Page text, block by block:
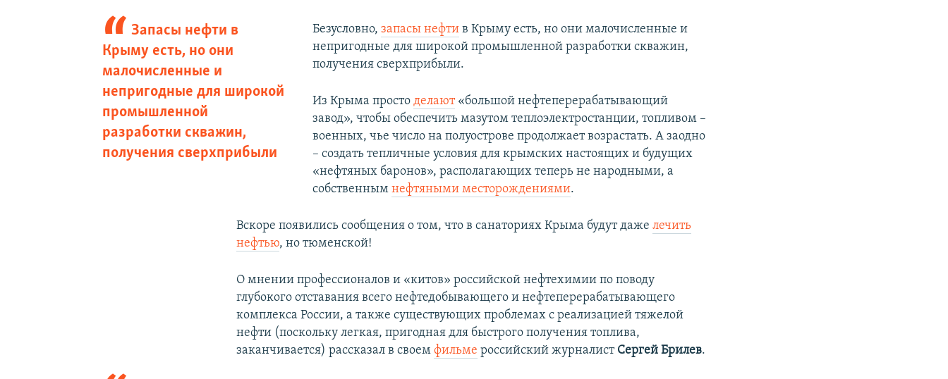
Запасы нефти в
Крыму есть, но они
малочисленные и
непригодные для широкой
промышленной
разработки скважин,
получения сверхприбыли
Безусловно, запасы нефтив Крыму есть, но они малочисленные и
непригодные для широкой промышленной разработки скважин,
получения сверхприбыли.
Из Крыма просто делают«большой нефтеперерабатывающий
завод», чтобы обеспечить мазутом теплоэлектростанции, топливом –
военных, чье число на полуострове продолжает возрастать. А заодно
– создать тепличные условия для крымских настоящих и будущих
«нефтяных баронов», располагающих теперь не народными, а
собственным нефтяными месторождениями.
Вскоре появились сообщения о том, что в санаториях Крыма будут дажелечить
нефтью, но тюменской!
О мнении профессионалов и «китов» российской нефтехимии по поводу
глубокого отставания всего нефтедобывающего и нефтеперерабатывающего
комплекса России, а также существующих проблемах с реализацией тяжелой
нефти (поскольку легкая, пригодная для быстрого получения топлива,
заканчивается) рассказал в своемфильме российский журналист Сергей Брилев.